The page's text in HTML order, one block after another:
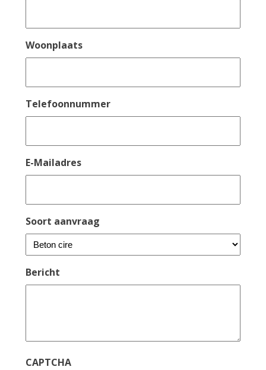
Woonplaats
Telefoonnummer
E-Mailadres
Soort aanvraag
Bericht
CAPTCHA